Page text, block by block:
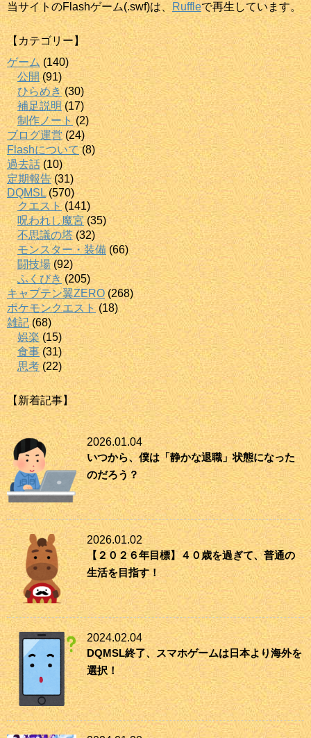
当サイトのFlashゲーム(.swf)は、Ruffleで再生しています。
【カテゴリー】
ゲーム (140)
公開 (91)
ひらめき(30)
補足説明(17)
制作ノート (2)
ブログ運営(24)
Flashについて(8)
過去話 (10)
定期報告(31)
DQMSL(570)
クエスト(141)
呪われし魔宮(35)
不思議の塔(32)
モンスター・装備 (66)
闘技場(92)
ふくびき (205)
キャプテン翼ZERO(268)
ポケモンクエスト(18)
雑記(68)
娯楽(15)
食事(31)
思考 (22)
【新着記事】
2026.01.04
いつから、僕は「静かな退職」状態になった
のだろう？
2026.01.02
【２０２６年目標】４０歳を過ぎて、普通の
生活を目指す！
2024.02.04
DQMSL終了、スマホゲームは日本より海外を
選択！